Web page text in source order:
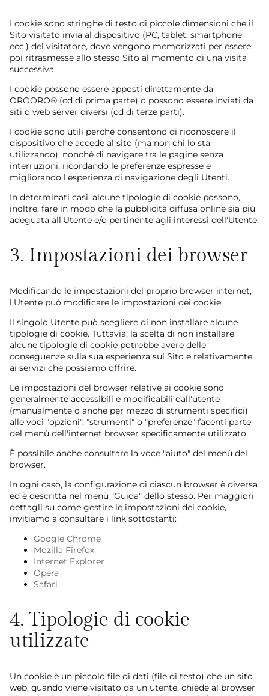
I cookie sono stringhe di testo di piccole dimensioni che il
Sito visitato invia al dispositivo (PC, tablet, smartphone
ecc.) del visitatore, dove vengono memorizzati per essere
poi ritrasmesse allo stesso Sito al momento di una visita
successiva.
I cookie possono essere apposti direttamente da
OROORO® (cd di prima parte) o possono essere inviati da
siti o web server diversi (cd di terze parti).
I cookie sono utili perché consentono di riconoscere il
dispositivo che accede al sito (ma non chi lo sta
utilizzando), nonché di navigare tra le pagine senza
interruzioni, ricordando le preferenze espresse e
migliorando l'esperienza di navigazione degli Utenti.
In determinati casi, alcune tipologie di cookie possono,
inoltre, fare in modo che la pubblicità diffusa online sia più
adeguata all'Utente e/o pertinente agli interessi dell'Utente.
3. Impostazioni dei browser
Modificando le impostazioni del proprio browser internet,
l'Utente può modificare le impostazioni dei cookie.
Il singolo Utente può scegliere di non installare alcune
tipologie di cookie. Tuttavia, la scelta di non installare
alcune tipologie di cookie potrebbe avere delle
conseguenze sulla sua esperienza sul Sito e relativamente
ai servizi che possiamo offrire.
Le impostazioni del browser relative ai cookie sono
generalmente accessibili e modificabili dall'utente
(manualmente o anche per mezzo di strumenti specifici)
alle voci "opzioni", "strumenti" o "preferenze" facenti parte
del menù dell'internet browser specificamente utilizzato.
È possibile anche consultare la voce "aiuto" del menù del
browser.
In ogni caso, la configurazione di ciascun browser è diversa
ed è descritta nel menù "Guida" dello stesso. Per maggiori
dettagli su come gestire le impostazioni dei cookie,
invitiamo a consultare i link sottostanti:
Google Chrome
Mozilla Firefox
Internet Explorer
Opera
Safari
4. Tipologie di cookie
utilizzate
Un cookie è un piccolo file di dati (file di testo) che un sito
web, quando viene visitato da un utente, chiede al browser